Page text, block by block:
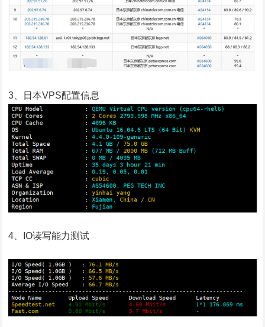
3、日本VPS配置信息
4、IO读写能力测试